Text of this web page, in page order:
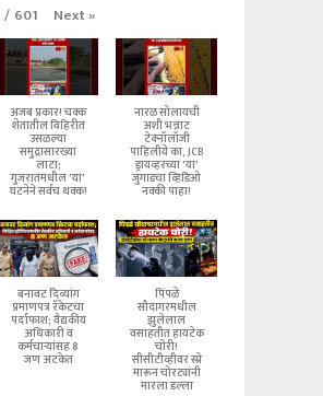
/ 601 Next»
अजब प्रकार! चक्क
शेतातील विहिरीत
उसळल्या
समुद्रासारख्या
लाटा;
गुजरातमधील 'या'
घटनेने सर्वच थक्क!
नारळ सोलायची
अशी भन्नाट
टेक्नॉलॉजी
पाहिलीये का, JCB
ड्रायव्हरच्या 'या'
जुगाडचा व्हिडिओ
नक्की पाहा!
बनावट दिव्यांग
प्रमाणपत्र रॅकेटचा
पर्दाफाश; वैद्यकीय
अधिकारी व
कर्मचाऱ्यांसह 8
जण अटकेत
पिंपळे
सौदागरमधील
झुलेलाल
वसाहतीत हायटेक
चोरी!
सीसीटीव्हीवर स्प्रे
मारून चोरट्यांनी
मारला डल्ला